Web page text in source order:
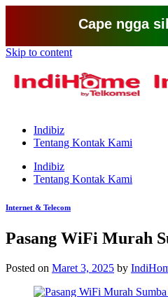
Cape ngga sih
Skip to content
Indibiz
Tentang Kontak Kami
Indibiz
Tentang Kontak Kami
Internet & Telecom
Pasang WiFi Murah
Posted on Maret 3, 2025 by